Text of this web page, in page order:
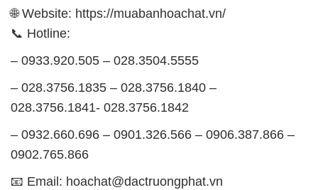
🌐 Website: https://muabanhoachat.vn/
📞 Hotline:
– 0933.920.505 – 028.3504.5555
– 028.3756.1835 – 028.3756.1840 –
028.3756.1841- 028.3756.1842
– 0932.660.696 – 0901.326.566 – 0906.387.866 –
0902.765.866
📧 Email: hoachat@dactruongphat.vn